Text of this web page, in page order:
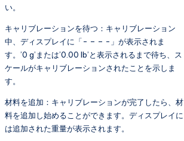
い。
キャリブレーションを待つ：キャリブレーション
中、ディスプレイに「- – – -」が表示されま
す。’0 g’または’0.00 lb’と表示されるまで待ち、ス
ケールがキャリブレーションされたことを示しま
す。
材料を追加：キャリブレーションが完了したら、材
料を追加し始めることができます。ディスプレイに
は追加された重量が表示されます。